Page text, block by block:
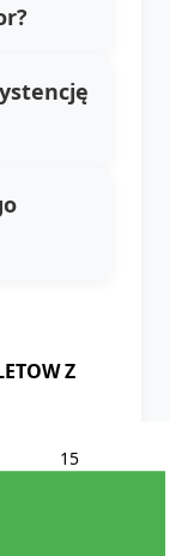
Z
15